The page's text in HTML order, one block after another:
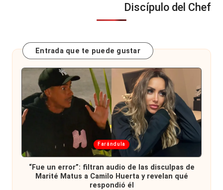
Discípulo del Chef
Entrada que te puede gustar
Publicada
en
Farándula
“Fue un error”: filtran audio de las disculpas de
Marité Matus a Camilo Huerta y revelan qué
respondió él